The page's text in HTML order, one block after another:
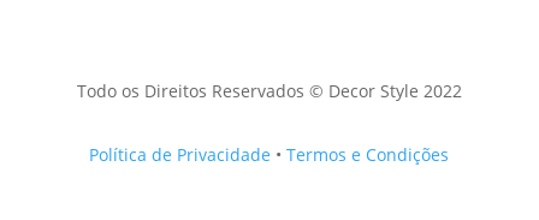
Todo os Direitos Reservados © Decor Style 2022
Política de Privacidade •Termos e Condições